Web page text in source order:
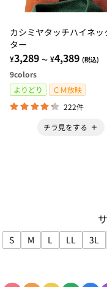
カシミヤタッチハイネッ
ター
¥3,289 ～ ¥4,389 (税込)
9colors
よりどり
ＣＭ放映
222件
チラ見をする
S
サイズで絞り込み: S
M
サイズで絞り込み:
L
サイズで絞り
LL
サイズで
3L
サ